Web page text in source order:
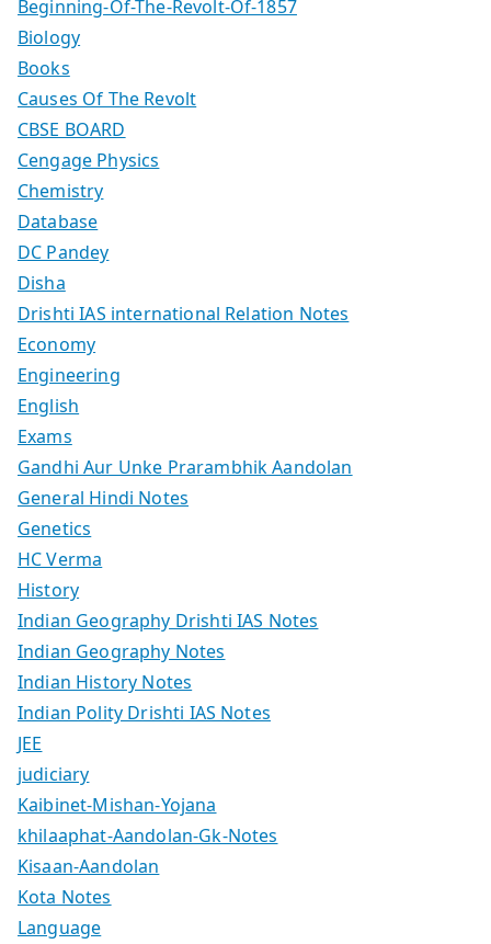
Beginning-Of-The-Revolt-Of-1857
Biology
Books
Causes Of The Revolt
CBSE BOARD
Cengage Physics
Chemistry
Database
DC Pandey
Disha
Drishti IAS international Relation Notes
Economy
Engineering
English
Exams
Gandhi Aur Unke Prarambhik Aandolan
General Hindi Notes
Genetics
HC Verma
History
Indian Geography Drishti IAS Notes
Indian Geography Notes
Indian History Notes
Indian Polity Drishti IAS Notes
JEE
judiciary
Kaibinet-Mishan-Yojana
khilaaphat-Aandolan-Gk-Notes
Kisaan-Aandolan
Kota Notes
Language